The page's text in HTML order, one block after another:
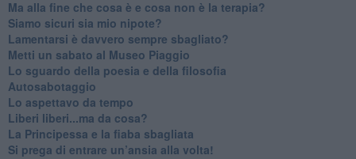
​Ma alla fine che cosa è e cosa non è la terapia?
​Siamo sicuri sia mio nipote?
​Lamentarsi è davvero sempre sbagliato?
​Metti un sabato al Museo Piaggio
​Lo sguardo della poesia e della filosofia
Autosabotaggio
​Lo aspettavo da tempo
​Liberi liberi...ma da cosa?
​La Principessa e la fiaba sbagliata
Si prega di entrare un’ansia alla volta!